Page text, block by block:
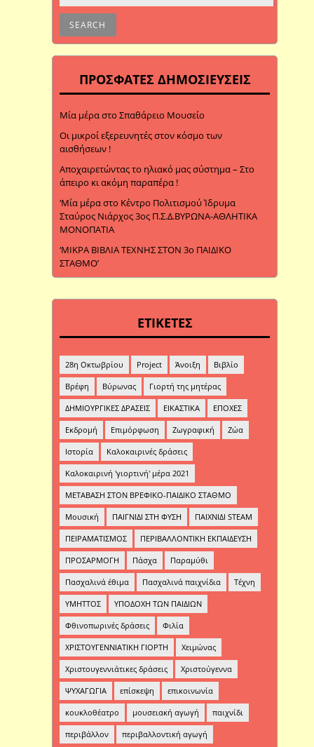
ΠΡΟΣΦΑΤΕΣ ΔΗΜΟΣΙΕΥΣΕΙΣ
Μία μέρα στο Σπαθάρειο Μουσείο
Οι μικροί εξερευνητές στον κόσμο των
αισθήσεων !
Αποχαιρετώντας το ηλιακό μας σύστημα – Στο
άπειρο κι ακόμη παραπέρα !
‘Μία μέρα στο Κέντρο Πολιτισμού Ίδρυμα
Σταύρος Νιάρχος 3ος Π.Σ.Δ.ΒΥΡΩΝΑ-ΑΘΛΗΤΙΚΑ
ΜΟΝΟΠΑΤΙΑ
‘ΜΙΚΡΑ ΒΙΒΛΙΑ ΤΕΧΝΗΣ ΣΤΟΝ 3ο ΠΑΙΔΙΚΟ
ΣΤΑΘΜΟ’
ΕΤΙΚΕΤΕΣ
28η Οκτωβρίου Project Άνοιξη Βιβλίο
Βρέφη Βύρωνας Γιορτή της μητέρας
ΔΗΜΙΟΥΡΓΙΚΕΣ ΔΡΑΣΕΙΣ ΕΙΚΑΣΤΙΚΑ ΕΠΟΧΕΣ
Εκδρομή Επιμόρφωση Ζωγραφική Ζώα
Ιστορία Καλοκαιρινές δράσεις
Καλοκαιρινή 'γιορτινή' μέρα 2021
ΜΕΤΑΒΑΣΗ ΣΤΟΝ ΒΡΕΦΙΚΟ-ΠΑΙΔΙΚΟ ΣΤΑΘΜΟ
Μουσική ΠΑΙΓΝΙΔΙ ΣΤΗ ΦΥΣΗ ΠΑΙΧΝΙΔΙ STEAM
ΠΕΙΡΑΜΑΤΙΣΜΟΣ ΠΕΡΙΒΑΛΛΟΝΤΙΚΗ ΕΚΠΑΙΔΕΥΣΗ
ΠΡΟΣΑΡΜΟΓΗ Πάσχα Παραμύθι
Πασχαλινά έθιμα Πασχαλινά παιχνίδια Τέχνη
ΥΜΗΤΤΟΣ ΥΠΟΔΟΧΗ ΤΩΝ ΠΑΙΔΙΩΝ
Φθινοπωρινές δράσεις Φιλία
ΧΡΙΣΤΟΥΓΕΝΝΙΑΤΙΚΗ ΓΙΟΡΤΗ Χειμώνας
Χριστουγεννιάτικες δράσεις Χριστούγεννα
ΨΥΧΑΓΩΓΙΑ επίσκεψη επικοινωνία
κουκλοθέατρο μουσειακή αγωγή παιχνίδι
περιβάλλον περιβαλλοντική αγωγή